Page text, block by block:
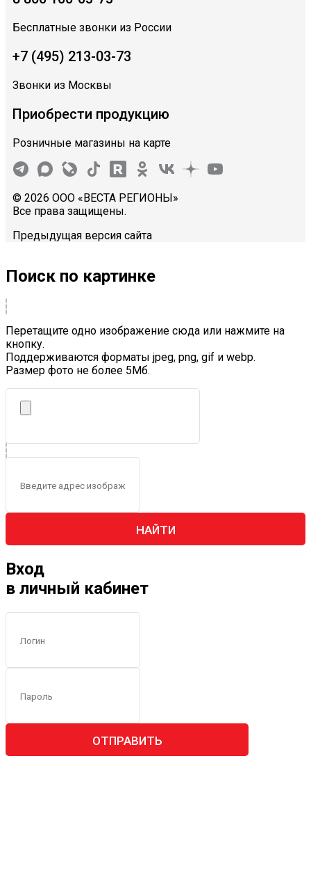
Бесплатные звонки из России
+7 (495) 213-03-73
Звонки из Москвы
Приобрести продукцию
Розничные магазины на карте
© 2026 ООО «ВЕСТА РЕГИОНЫ»
Все права защищены.
Предыдущая версия сайта
Поиск по картинке
Перетащите одно изображение сюда или нажмите на
кнопку.
Поддерживаются форматы jpeg, png, gif и webp.
Размер фото не более 5Mб.
НАЙТИ
Вход
в личный кабинет
ОТПРАВИТЬ